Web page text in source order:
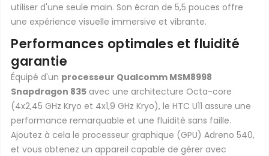
utiliser d'une seule main. Son écran de 5,5 pouces offre
une expérience visuelle immersive et vibrante.
Performances optimales et fluidité
garantie
Équipé d'un processeur Qualcomm MSM8998
Snapdragon 835 avec une architecture Octa-core
(4x2,45 GHz Kryo et 4x1,9 GHz Kryo), le HTC U11 assure une
performance remarquable et une fluidité sans faille.
Ajoutez à cela le processeur graphique (GPU) Adreno 540,
et vous obtenez un appareil capable de gérer avec